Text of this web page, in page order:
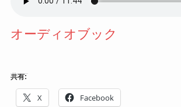
オーディオブック
共有:
X Facebook